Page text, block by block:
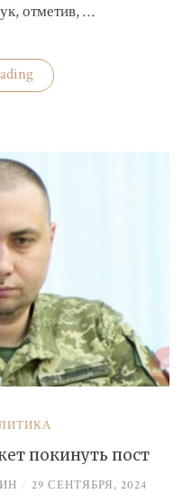
отметив, …
«ЦИК
готовится
покинуть пост
/ 29 СЕНТЯБРЯ, 2024